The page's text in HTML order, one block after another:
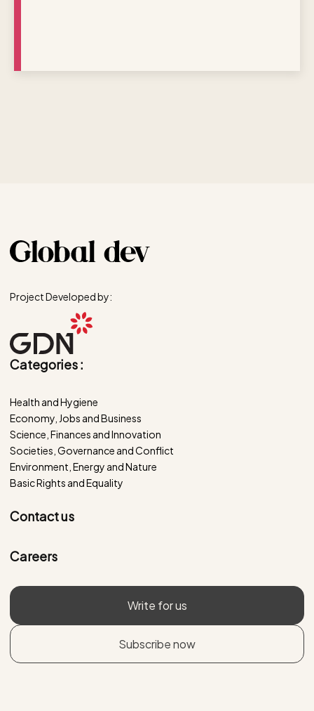
Project Developed by:
Categories :
Health and Hygiene
Economy, Jobs and Business
Science, Finances and Innovation
Societies, Governance and Conflict
Environment, Energy and Nature
Basic Rights and Equality
Contact us
Careers
Write for us
Subscribe now